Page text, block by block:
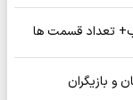
تعداد قسمت ها
بازیگران